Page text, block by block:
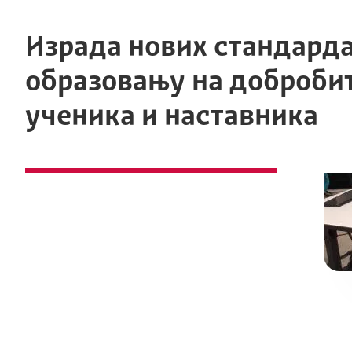
Израда нових
образовању на
ученика и наставника